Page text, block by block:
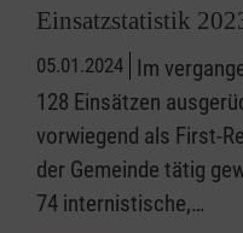
Einsatzstatistik
05.01.2024 Im
128 Einsätzen
vorwiegend als First-
der Gemeinde tätig
74 internistische,…